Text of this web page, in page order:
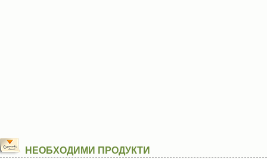
НЕОБХОДИМИ ПРОДУКТИ